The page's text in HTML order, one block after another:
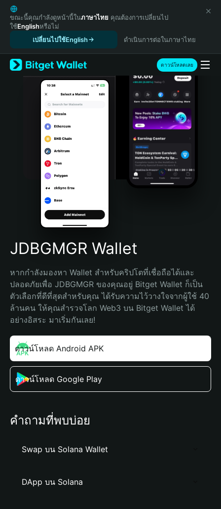
English
日本語
Tiếng Việt
Español (Latinoamérica)
Türkçe
Italiano
Português (Portugal)
Bahasa Indonesia
Português (Brasil)
Español (Argentina)
ขณะนี้คุณกำลังดูหน้านี้ในภาษาไทย คุณต้องการเปลี่ยนไป
ใช้Englishหรือไม่
เปลี่ยนไปใช้English
ดำเนินการต่อในภาษาไทย
ดาวน์โหลดเลย
JDBGMGR Wallet
หากกำลังมองหา Wallet สำหรับคริปโตที่เชื่อถือได้และ
ปลอดภัยเพื่อ JDBGMGR ของคุณอยู่ Bitget Wallet ก็เป็น
ตัวเลือกที่ดีที่สุดสำหรับคุณ ได้รับความไว้วางใจจากผู้ใช้ 40
ล้านคน ให้คุณสำรวจโลก Web3 บน Bitget Wallet ได้
อย่างอิสระ มาเริ่มกันเลย!
ดาวน์โหลด Android APK
ดาวน์โหลด Google Play
คำถามที่พบบ่อย
Swap บน Solana Wallet
DApp บน Solana